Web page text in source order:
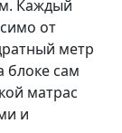
Каждый
от
метр
блоке сам
матрас
и